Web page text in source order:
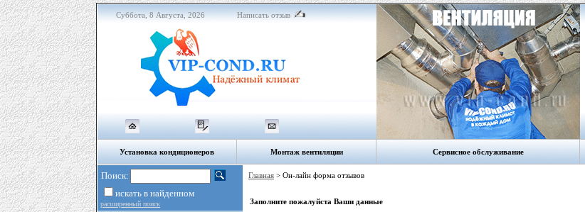
Суббота, 8 Августа, 2026 Написать отзыв
Установка кондиционеров Монтаж вентиляции Сервисное обслуживание
Поиск:
искать в найденном
расширенный поиск
Главная > Он-лайн форма отзывов
Заполните пожалуйста Ваши данные